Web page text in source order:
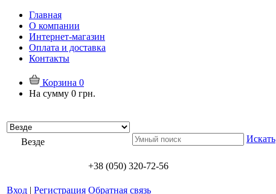
Главная
О компании
Интернет-магазин
Оплата и доставка
Контакты
Корзина 0
На сумму 0 грн.
Везде Искать
+38 (050) 320-72-56
Вход | Регистрация Обратная связь